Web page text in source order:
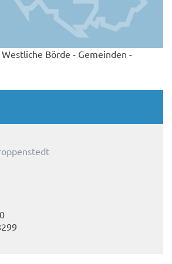
Börde - Gemeinden -